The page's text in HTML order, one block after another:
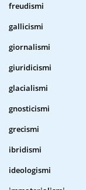
freudismi
gallicismi
giornalismi
giuridicismi
glacialismi
gnosticismi
grecismi
ibridismi
ideologismi